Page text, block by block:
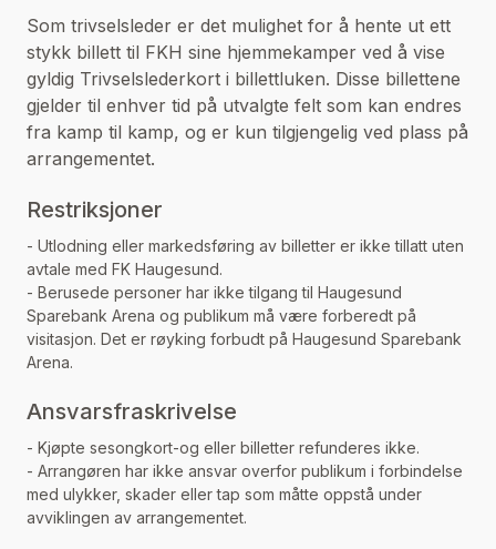
Som trivselsleder er det mulighet for å hente ut ett
stykk billett til FKH sine hjemmekamper ved å vise
gyldig Trivselslederkort i billettluken. Disse billettene
gjelder til enhver tid på utvalgte felt som kan endres
fra kamp til kamp, og er kun tilgjengelig ved plass på
arrangementet.
Restriksjoner
- Utlodning eller markedsføring av billetter er ikke tillatt uten
avtale med FK Haugesund.
- Berusede personer har ikke tilgang til Haugesund
Sparebank Arena og publikum må være forberedt på
visitasjon. Det er røyking forbudt på Haugesund Sparebank
Arena.
Ansvarsfraskrivelse
- Kjøpte sesongkort-og eller billetter refunderes ikke.
- Arrangøren har ikke ansvar overfor publikum i forbindelse
med ulykker, skader eller tap som måtte oppstå under
avviklingen av arrangementet.